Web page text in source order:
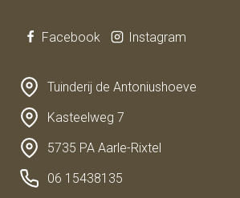
Facebook Instagram
Tuinderij de Antoniushoeve
Kasteelweg 7
5735 PA Aarle-Rixtel
06 15438135